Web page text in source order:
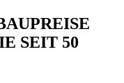
SEIT 50